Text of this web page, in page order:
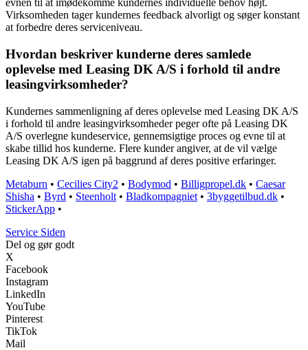
evnen til at imødekomme kundernes individuelle behov højt.
Virksomheden tager kundernes feedback alvorligt og søger konstant
at forbedre deres serviceniveau.
Hvordan beskriver kunderne deres samlede
oplevelse med Leasing DK A/S i forhold til andre
leasingvirksomheder?
Kundernes sammenligning af deres oplevelse med Leasing DK A/S
i forhold til andre leasingvirksomheder peger ofte på Leasing DK
A/S overlegne kundeservice, gennemsigtige proces og evne til at
skabe tillid hos kunderne. Flere kunder angiver, at de vil vælge
Leasing DK A/S igen på baggrund af deres positive erfaringer.
Metaburn • Cecilies City2 • Bodymod • Billigpropel.dk • Caesar
Shisha • Byrd • Steenholt • Bladkompagniet • 3byggetilbud.dk •
StickerApp •
Service Siden
Del og gør godt
X
Facebook
Instagram
LinkedIn
YouTube
Pinterest
TikTok
Mail